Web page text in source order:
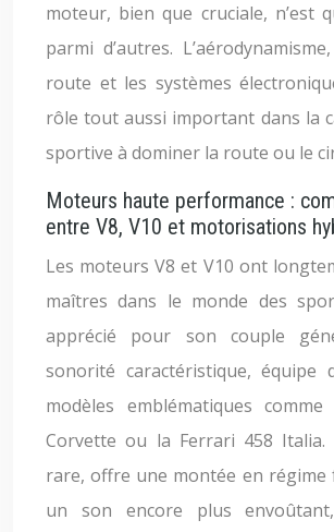
moteur, bien que cruciale, n’est
parmi d’autres.
route et les systèmes
rôle tout aussi important dans la
sportive à dominer la route ou le
Moteurs haute performance :
entre V8, V10 et motorisations
Les moteurs V8 et V10 ont
maîtres dans le monde des
apprécié pour son couple
sonorité caractéristique, équipe
modèles emblématiques
Corvette ou la Ferrari 458 Italia.
rare, offre une montée en
un son encore plus